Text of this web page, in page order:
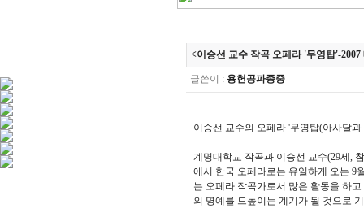
<이승선 교수 작곡 오페라 '무영탑'-
글쓴이 :용헌공파종중
이승선 교수의 오페라 '무영탑(아사달
계명대학교 작곡과 이승선 교수(29세,
에서 한국 오페라로는 유일하게 오는 9
는 오페라 작곡가로서 많은 활동을 하
의 명예를 드높이는 계기가 될 것으로